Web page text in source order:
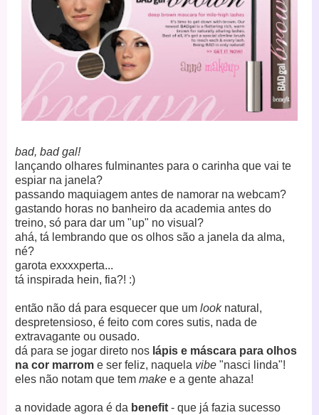
bad, bad gal!
lançando olhares fulminantes para o carinha que vai te
espiar na janela?
passando maquiagem antes de namorar na webcam?
gastando horas no banheiro da academia antes do
treino, só para dar um "up" no visual?
ahá, tá lembrando que os olhos são a janela da alma,
né?
garota exxxxperta...
tá inspirada hein, fia?! :)
então não dá para esquecer que um looknatural,
despretensioso, é feito com cores sutis, nada de
extravagante ou ousado.
dá para se jogar direto nos lápis e máscara para olhos
na cor marrom e ser feliz, naquela vibe "nasci linda"!
eles não notam que tem make e a gente ahaza!
a novidade agora é da benefit - que já fazia sucesso